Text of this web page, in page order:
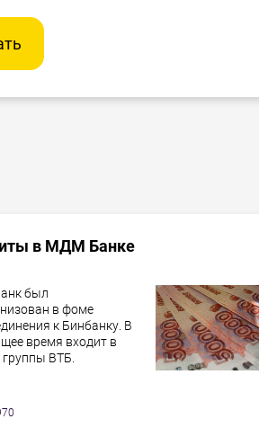
в МДМ Банке
был
в фоме
к Бинбанку. В
время входит в
группы ВТБ.